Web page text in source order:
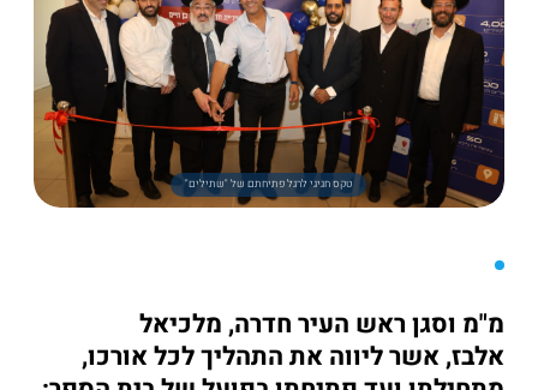
טקס חגיגי לרגל פתיחתם של "שתילים"
מ"מ וסגן ראש העיר חדרה, מלכיאל
אלבז, אשר ליווה את התהליך לכל אורכו,